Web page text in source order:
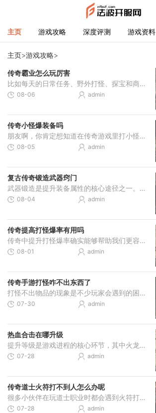
主页 游戏攻略 深度评测 游戏资料
主页>游戏攻略>
传奇霸业怎么玩厉害
比如每天的日常任务、野外打怪、探宝和商城购买，这些都是获取材料的重要途径，日常任务能带来大量的铜钱、药材和其他道具，而野外打怪尤其是精英怪和BOSS会掉落更高级的材料，
08-06 admin
传奇小怪爆装备吗
朋友啊，你肯定想知道在传奇游戏里打小怪能不能爆出好装备吧？答案是肯定的，很多小怪确实有机会掉落不错的装备，这可不是什么秘密。游戏中有各种各样的怪物，分布在不同的地
08-05 admin
复古传奇锻造武器窍门
武器锻造是提升装备属性的核心途径之一。锻造过程需要玩家精心准备材料，并遵循一定的规则。锻造需要消耗黑铁矿石和特定首饰，材料的纯度和品质直接影响锻造的成功率和武器属
08-04 admin
传奇提高打怪爆率有用吗
传奇中提升打怪爆率确实能够帮助我们更容易获得珍稀装备和资源。爆率就是击败怪物后物品掉落的概率，这个概率从百分之百到几十万分之一不等。所以通过合理方法提升爆率，可以
08-01 admin
传奇手游打怪咋不出东西了
打怪不出物品的现象是不少玩家会遇到的困扰。这背后往往涉及多方面的因素，需要从游戏机制设计的角度来理解并采取相应的对策。游戏中的怪物掉落系统通常设置了复杂的判定条件
07-30 admin
热血合击在哪升级
提升等级是游戏进程的核心环节，其中火龙珠的使用对升级效率有显著影响。当拥有火龙珠时，打怪过程中人物和英雄可获得额外20倍经验值，若配合双倍修炼卷轴，则经验加成可达40倍
07-28 admin
传奇道士火符打不到人怎么办呢
很多小伙伴在玩道士职业时都会遇到火符打不中目标的困扰，这种情况确实会影响游戏体验。首先我们要明白，火符作为道士的主要远程攻击手段，其命中率受到多种因素影响。从游戏
07-28 admin